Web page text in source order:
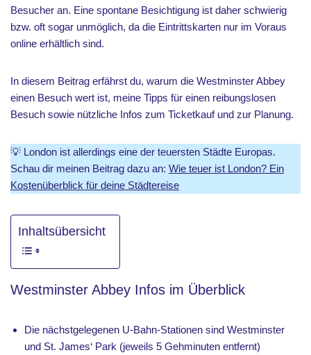
Besucher an. Eine spontane Besichtigung ist daher schwierig
bzw. oft sogar unmöglich, da die Eintrittskarten nur im Voraus
online erhältlich sind.
In diesem Beitrag erfährst du, warum die Westminster Abbey
einen Besuch wert ist, meine Tipps für einen reibungslosen
Besuch sowie nützliche Infos zum Ticketkauf und zur Planung.
💡 London ist allerdings eine der teuersten Städte Europas.
Schau dir meinen Beitrag dazu an: Wie teuer ist London? Ein
Kostenüberblick für deine Städtereise
Inhaltsübersicht
Westminster Abbey Infos im Überblick
Die nächstgelegenen U-Bahn-Stationen sind Westminster
und St. James‘ Park (jeweils 5 Gehminuten entfernt)